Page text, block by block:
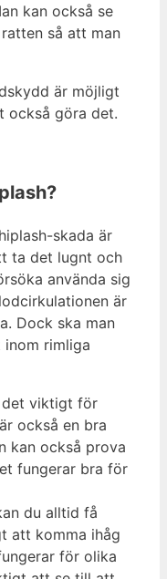
kan också se
så att man
är möjligt
också göra det.
skada är
ta det lugnt och
använda sig
är
Dock ska man
rimliga
det viktigt för
också en bra
kan också prova
fungerar bra för
du alltid få
att komma ihåg
för olika